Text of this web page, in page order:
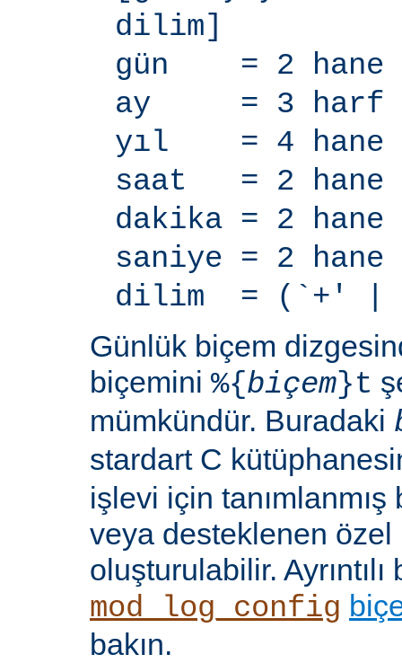
dilim]
gün = 2 hane
ay = 3 harf
yıl = 4 hane
saat = 2 hane
dakika = 2 hane
saniye = 2 hane
dilim = (`+' |
Günlük biçem
biçemini %{ biçem }t
mümkündür. Buradaki
stardart C
işlevi için
veya desteklenen
oluşturulabilir.
mod_log_config
bakın.